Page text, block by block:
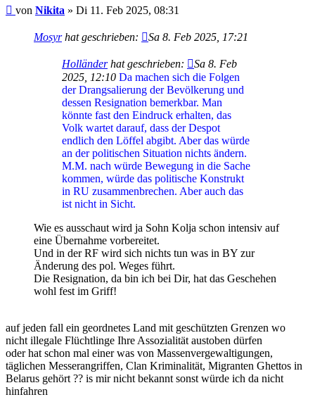
Beitrag
von Nikita » Di 11. Feb 2025, 08:31
Mosyrhat geschrieben: Sa 8. Feb 2025, 17:21
Holländerhat geschrieben:
Sa 8. Feb
2025, 12:10 Da machen sich die Folgen
der Drangsalierung der Bevölkerung und
dessen Resignation bemerkbar. Man
könnte fast den Eindruck erhalten, das
Volk wartet darauf, dass der Despot
endlich den Löffel abgibt. Aber das würde
an der politischen Situation nichts ändern.
M.M. nach würde Bewegung in die Sache
kommen, würde das politische Konstrukt
in RU zusammenbrechen. Aber auch das
ist nicht in Sicht.
Wie es ausschaut wird ja Sohn Kolja schon intensiv auf
eine Übernahme vorbereitet.
Und in der RF wird sich nichts tun was in BY zur
Änderung des pol. Weges führt.
Die Resignation, da bin ich bei Dir, hat das Geschehen
wohl fest im Griff!
auf jeden fall ein geordnetes Land mit geschützten Grenzen wo
nicht illegale Flüchtlinge Ihre Assozialität austoben dürfen
oder hat schon mal einer was von Massenvergewaltigungen,
täglichen Messerangriffen, Clan Kriminalität, Migranten Ghettos in
Belarus gehört ?? is mir nicht bekannt sonst würde ich da nicht
hinfahren